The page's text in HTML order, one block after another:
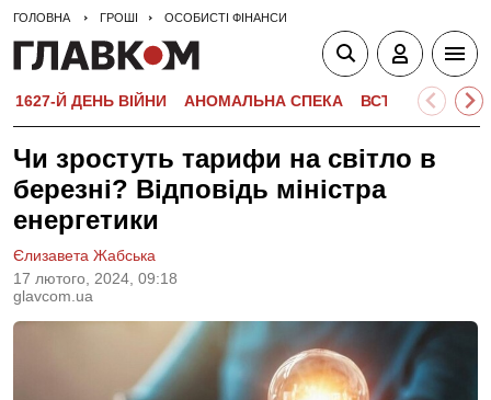
ГОЛОВНА ГРОШІ ОСОБИСТІ ФІНАНСИ
1627-Й ДЕНЬ ВІЙНИ АНОМАЛЬНА СПЕКА ВСТУПНА
Чи зростуть тарифи на світло в
березні? Відповідь міністра
енергетики
17 лютого, 2024, 09:18
glavcom.ua
Єлизавета Жабська